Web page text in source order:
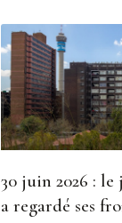
30 juin 2026 :
a regardé ses